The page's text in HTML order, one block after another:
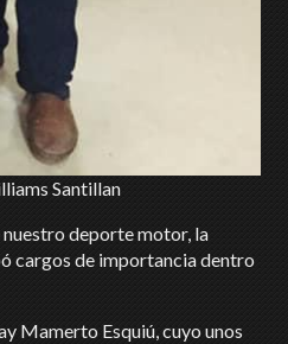
Santillan
nuestro deporte motor, la
cargos de importancia dentro
Mamerto Esquiú, cuyo unos